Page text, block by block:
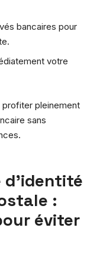
bancaires pour
votre
pleinement
sans
d’identité
:
éviter